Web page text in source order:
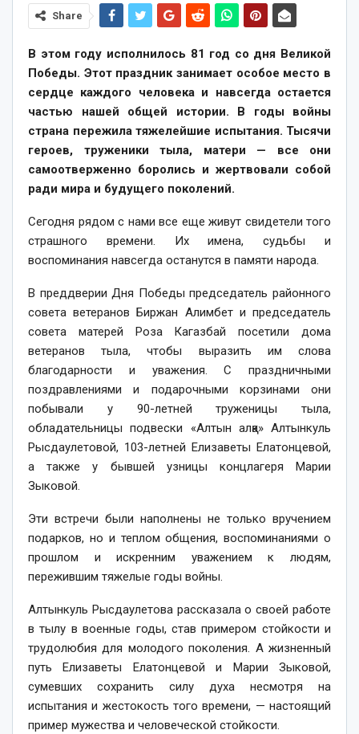
Share
В этом году исполнилось 81 год со дня Великой
Победы. Этот праздник занимает особое место в
сердце каждого человека и навсегда остается
частью нашей общей истории. В годы войны
страна пережила тяжелейшие испытания. Тысячи
героев, труженики тыла, матери — все они
самоотверженно боролись и жертвовали собой
ради мира и будущего поколений.
Сегодня рядом с нами все еще живут свидетели того
страшного времени. Их имена, судьбы и
воспоминания навсегда останутся в памяти народа.
В преддверии Дня Победы председатель районного
совета ветеранов Биржан Алимбет и председатель
совета матерей Роза Кагазбай посетили дома
ветеранов тыла, чтобы выразить им слова
благодарности и уважения. С праздничными
поздравлениями и подарочными корзинами они
побывали у 90-летней труженицы тыла,
обладательницы подвески «Алтын алқа» Алтынкуль
Рысдаулетовой, 103-летней Елизаветы Елатонцевой,
а также у бывшей узницы концлагеря Марии
Зыковой.
Эти встречи были наполнены не только вручением
подарков, но и теплом общения, воспоминаниями о
прошлом и искренним уважением к людям,
пережившим тяжелые годы войны.
Алтынкуль Рысдаулетова рассказала о своей работе
в тылу в военные годы, став примером стойкости и
трудолюбия для молодого поколения. А жизненный
путь Елизаветы Елатонцевой и Марии Зыковой,
сумевших сохранить силу духа несмотря на
испытания и жестокость того времени, — настоящий
пример мужества и человеческой стойкости.